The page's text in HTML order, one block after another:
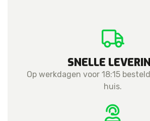
SNELLE
Op werkdagen voor 18:15
huis.